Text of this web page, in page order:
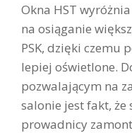
Okna HST
na osiąganie
PSK, dzięki czemu
lepiej oświetlone.
pozwalającym na
salonie jest fakt, że
prowadnicy